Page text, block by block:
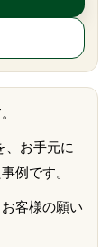
、お手元に
例です。
客様の願い